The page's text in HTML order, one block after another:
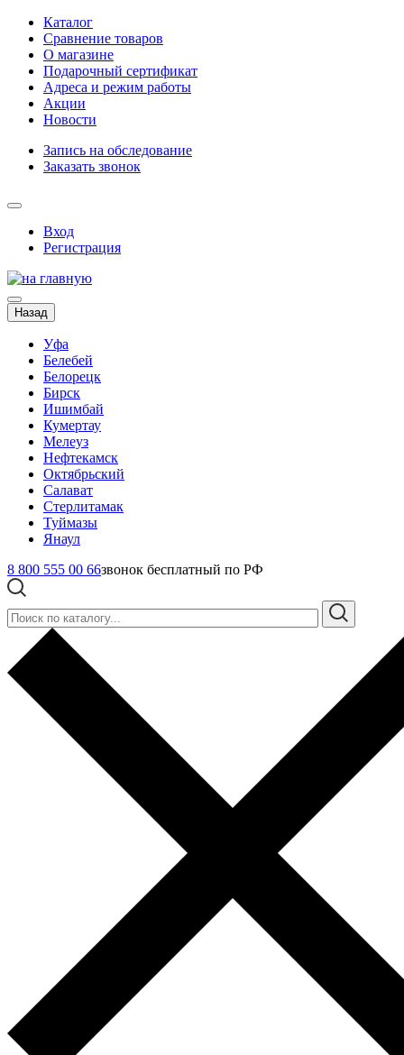
Каталог
Сравнение товаров
О магазине
Подарочный сертификат
Адреса и режим работы
Акции
Новости
Запись на обследование
Заказать звонок
Вход
Регистрация
Назад
Уфа
Белебей
Белорецк
Бирск
Ишимбай
Кумертау
Мелеуз
Нефтекамск
Октябрьский
Салават
Стерлитамак
Туймазы
Янаул
8 800 555 00 66звонок бесплатный по РФ